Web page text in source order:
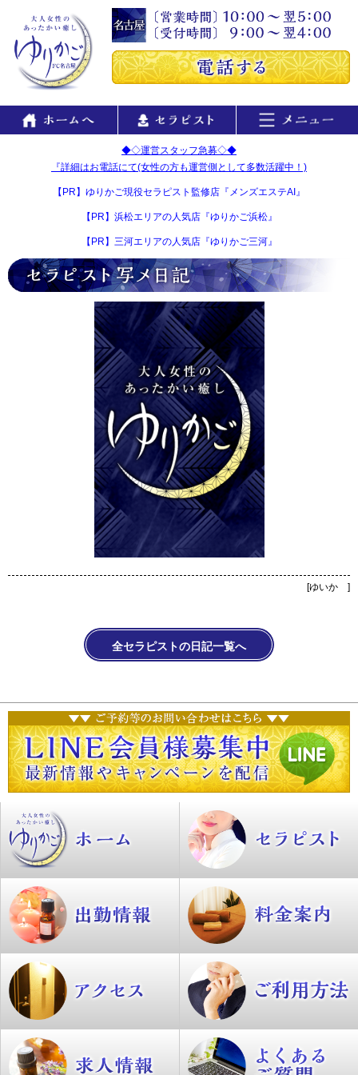
◆◇運営スタッフ急募◇◆
『詳細はお電話にて(女性の方も運営側として多数活躍中！)
【PR】ゆりかご現役セラピスト監修店『メンズエステAI』
【PR】浜松エリアの人気店『ゆりかご浜松』
【PR】三河エリアの人気店『ゆりかご三河』
[ゆいか ]
全セラピストの日記一覧へ